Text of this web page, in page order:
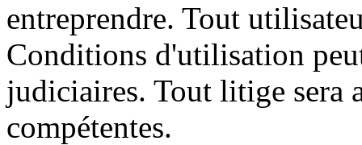
entreprendre. Tout
Conditions d'utilisation
judiciaires. Tout litige sera
compétentes.